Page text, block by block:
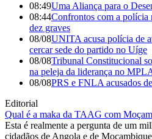
08:49Uma Aliança para o
08:44Confrontos com a
dez graves
08/08UNITA acusa polícia de
cercar sede do partido no Uíge
08/08Tribunal Constitucional
na peleja da liderança no
08/08PRS e FNLA acusados
Editorial
Qual é a maka da TAAG com
Esta é realmente a pergunta de um
cidadãos de Angola e de